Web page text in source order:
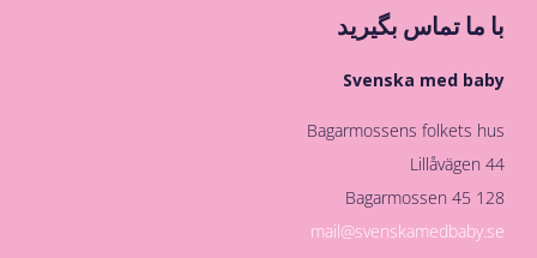
با ما تماس بگیرید
Svenska med baby
Bagarmossens folkets hus
Lillåvägen 44
128 45 Bagarmossen
mail@svenskamedbaby.se